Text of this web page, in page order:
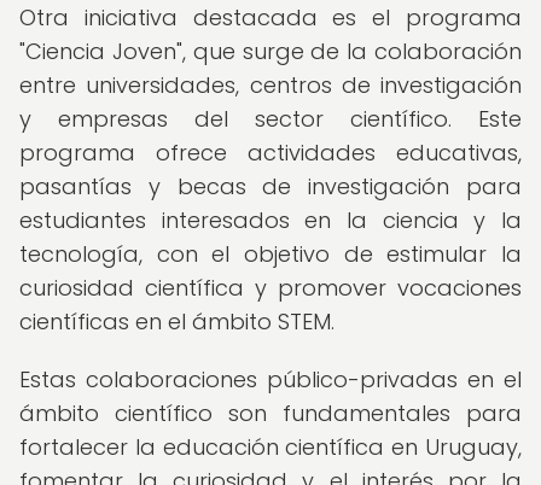
Otra iniciativa destacada es el programa
"Ciencia Joven", que surge de la colaboración
entre universidades, centros de investigación
y empresas del sector científico. Este
programa ofrece actividades educativas,
pasantías y becas de investigación para
estudiantes interesados en la ciencia y la
tecnología, con el objetivo de estimular la
curiosidad científica y promover vocaciones
científicas en el ámbito STEM.
Estas colaboraciones público-privadas en el
ámbito científico son fundamentales para
fortalecer la educación científica en Uruguay,